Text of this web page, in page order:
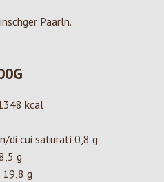
Paarln.
kcal
di cui saturati 0,8 g
g
19,8 g